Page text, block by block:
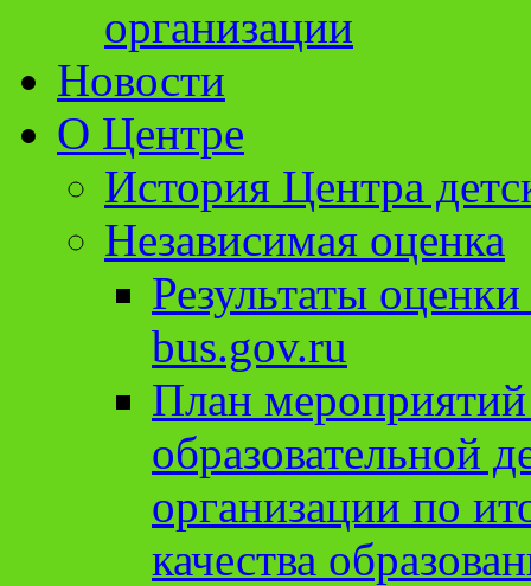
организации
Новости
О Центре
История Центра
Независимая оценка
Результаты
bus.gov.ru
План
образовательной
организации по
качества